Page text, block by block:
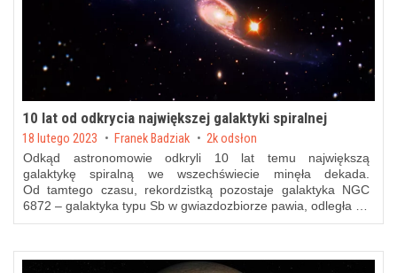
10 lat od odkrycia największej galaktyki spiralnej
Posted on
18 lutego 2023 by Franek Badziak 2k odsłon
Odkąd astronomowie odkryli 10 lat temu największą
galaktykę spiralną we wszechświecie minęła dekada.
Od tamtego czasu, rekordzistką pozostaje galaktyka NGC
6872 – galaktyka typu Sb w gwiazdozbiorze pawia, odległa …